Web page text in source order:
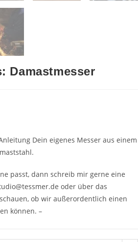
Damastmesser
Dein eigenes Messer aus einem
passt, dann schreib mir gerne eine
oder über das
ob wir außerordentlich einen
können. –